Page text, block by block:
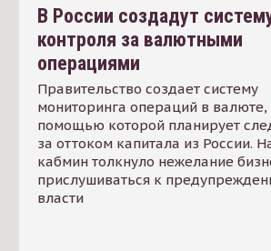
В России создадут
контроля за валютными
операциями
Правительство создает систему
мониторинга операций в валюте,
помощью которой планирует
за оттоком капитала из России.
кабмин толкнуло нежелание
прислушиваться к
власти